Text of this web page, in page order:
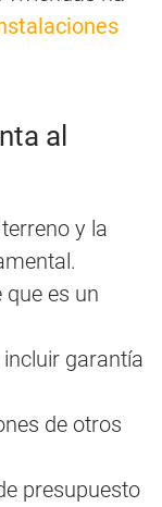
al
y la
que es un
garantía
de otros
presupuesto